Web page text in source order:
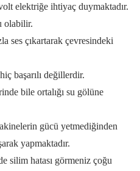
elektriğe ihtiyaç duymaktadır.
olabilir.
ses çıkartarak çevresindeki
başarılı değillerdir.
bile ortalığı su gölüne
gücü yetmediğinden
yapmaktadır.
silim hatası görmeniz çoğu